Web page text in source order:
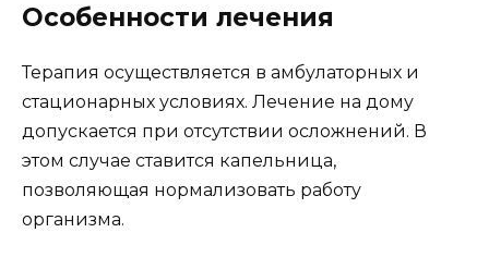
Особенности лечения
Терапия осуществляется в амбулаторных и
стационарных условиях. Лечение на дому
допускается при отсутствии осложнений. В
этом случае ставится капельница,
позволяющая нормализовать работу
организма.